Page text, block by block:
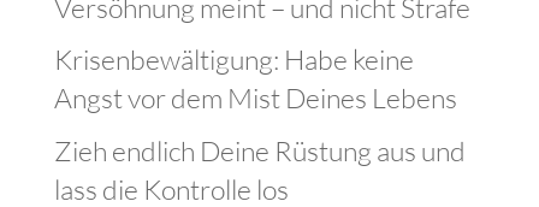
Krisenbewältigung: Habe keine
Angst vor dem Mist Deines Lebens
Zieh endlich Deine Rüstung aus und
lass die Kontrolle los